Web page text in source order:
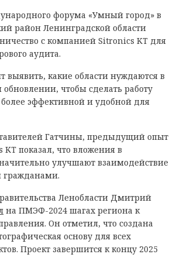
форума «Умный город» в
район Ленинградской области
с компанией Sitronics KT для
аудита.
выявить, какие области нуждаются в
обновлении, чтобы сделать работу
эффективной и удобной для
Гатчины, предыдущий опыт
KT показал, что вложения в
улучшают взаимодействие
гражданами.
Ленобласти Дмитрий
на ПМЭФ-2024 шагах региона к
Он отметил, что создана
основу для всех
Проект завершится к концу 2025